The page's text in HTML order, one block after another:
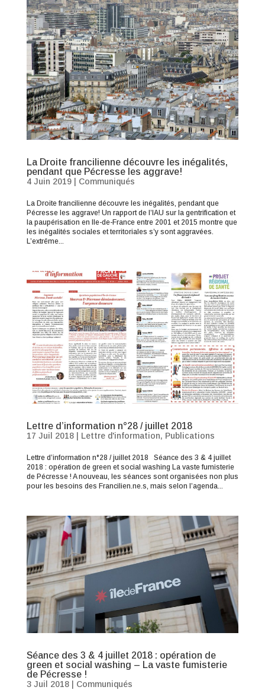
La Droite francilienne découvre les inégalités,
pendant que Pécresse les aggrave!
4 Juin 2019| Communiqués
La Droite francilienne découvre les inégalités, pendant que
Pécresse les aggrave! Un rapport de l’IAU sur la gentrification et
la paupérisation en Ile-de-France entre 2001 et 2015 montre que
les inégalités sociales et territoriales s’y sont aggravées.
L’extrême...
Lettre d’information n°28 / juillet 2018
17 Juil 2018| Lettre d'information, Publications
Lettre d’information n°28 / juillet 2018 Séance des 3 & 4 juillet
2018 : opération de green et social washing La vaste fumisterie
de Pécresse ! A nouveau, les séances sont organisées non plus
pour les besoins des Francilien.ne.s, mais selon l’agenda...
Séance des 3 & 4 juillet 2018 : opération de
green et social washing – La vaste fumisterie
de Pécresse !
3 Juil 2018| Communiqués